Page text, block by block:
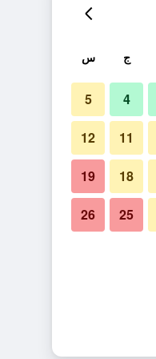
ج س
4
5
11
12
18
19
25
26